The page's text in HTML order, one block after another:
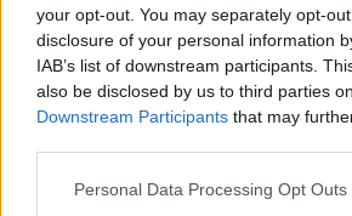
your opt-out. You may separately opt-
disclosure of your personal information
IAB’s list of downstream participants.
also be disclosed by us to third parties
Downstream Participants that may
Personal Data Processing Opt Outs
LITURGIA DELLA PAROLA
ISCRIVITI ALLA NEWSLETTER